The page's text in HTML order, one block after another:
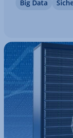
lung
Big Data